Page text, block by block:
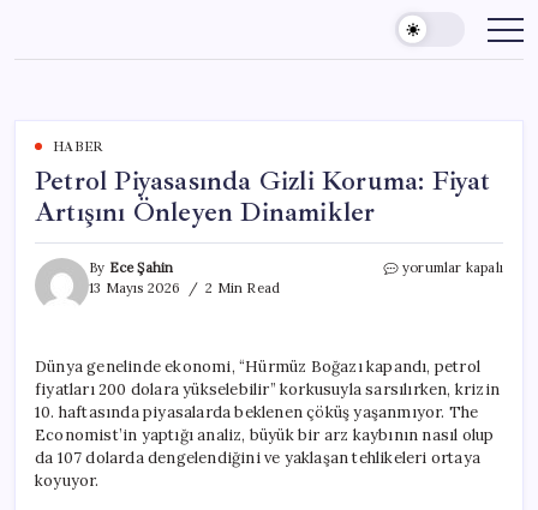
content
HABER
Petrol Piyasasında Gizli Koruma: Fiyat
Artışını Önleyen Dinamikler
By Ece Şahin
13 Mayıs 2026
2 Min Read
Petrol
Artışını
Önleyen
Dinamikler
için
yorumlar kapalı
Dünya genelinde ekonomi, “Hürmüz Boğazı kapandı, petrol
fiyatları 200 dolara yükselebilir” korkusuyla sarsılırken, krizin
10. haftasında piyasalarda beklenen çöküş yaşanmıyor. The
Economist’in yaptığı analiz, büyük bir arz kaybının nasıl olup
da 107 dolarda dengelendiğini ve yaklaşan tehlikeleri ortaya
koyuyor.